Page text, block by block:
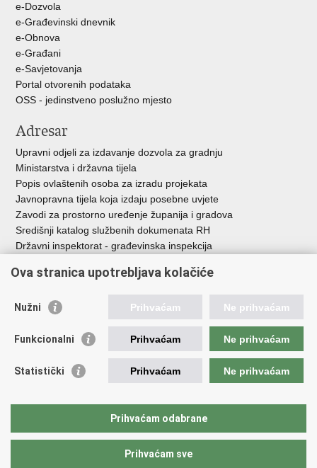
e-Dozvola
e-Građevinski dnevnik
e-Obnova
e-Građani
e-Savjetovanja
Portal otvorenih podataka
OSS - jedinstveno poslužno mjesto
Adresar
Upravni odjeli za izdavanje dozvola za gradnju
Ministarstva i državna tijela
Popis ovlaštenih osoba za izradu projekata
Javnopravna tijela koja izdaju posebne uvjete
Zavodi za prostorno uređenje županija i gradova
Središnji katalog službenih dokumenata RH
Državni inspektorat - građevinska inspekcija
Vlada Republike Hrvatske
Agencija za pravni promet i posredovanje nekretninama
Fond za zaštitu okoliša i energetsku učinkovitost
Državne nekretnine d.o.o.
Ova stranica upotrebljava kolačiće
Nužni Prihvaćam Ne prihvaćam
Funkcionalni Prihvaćam Ne prihvaćam
Statistički Prihvaćam Ne prihvaćam
Prihvaćam odabrane
Prihvaćam sve